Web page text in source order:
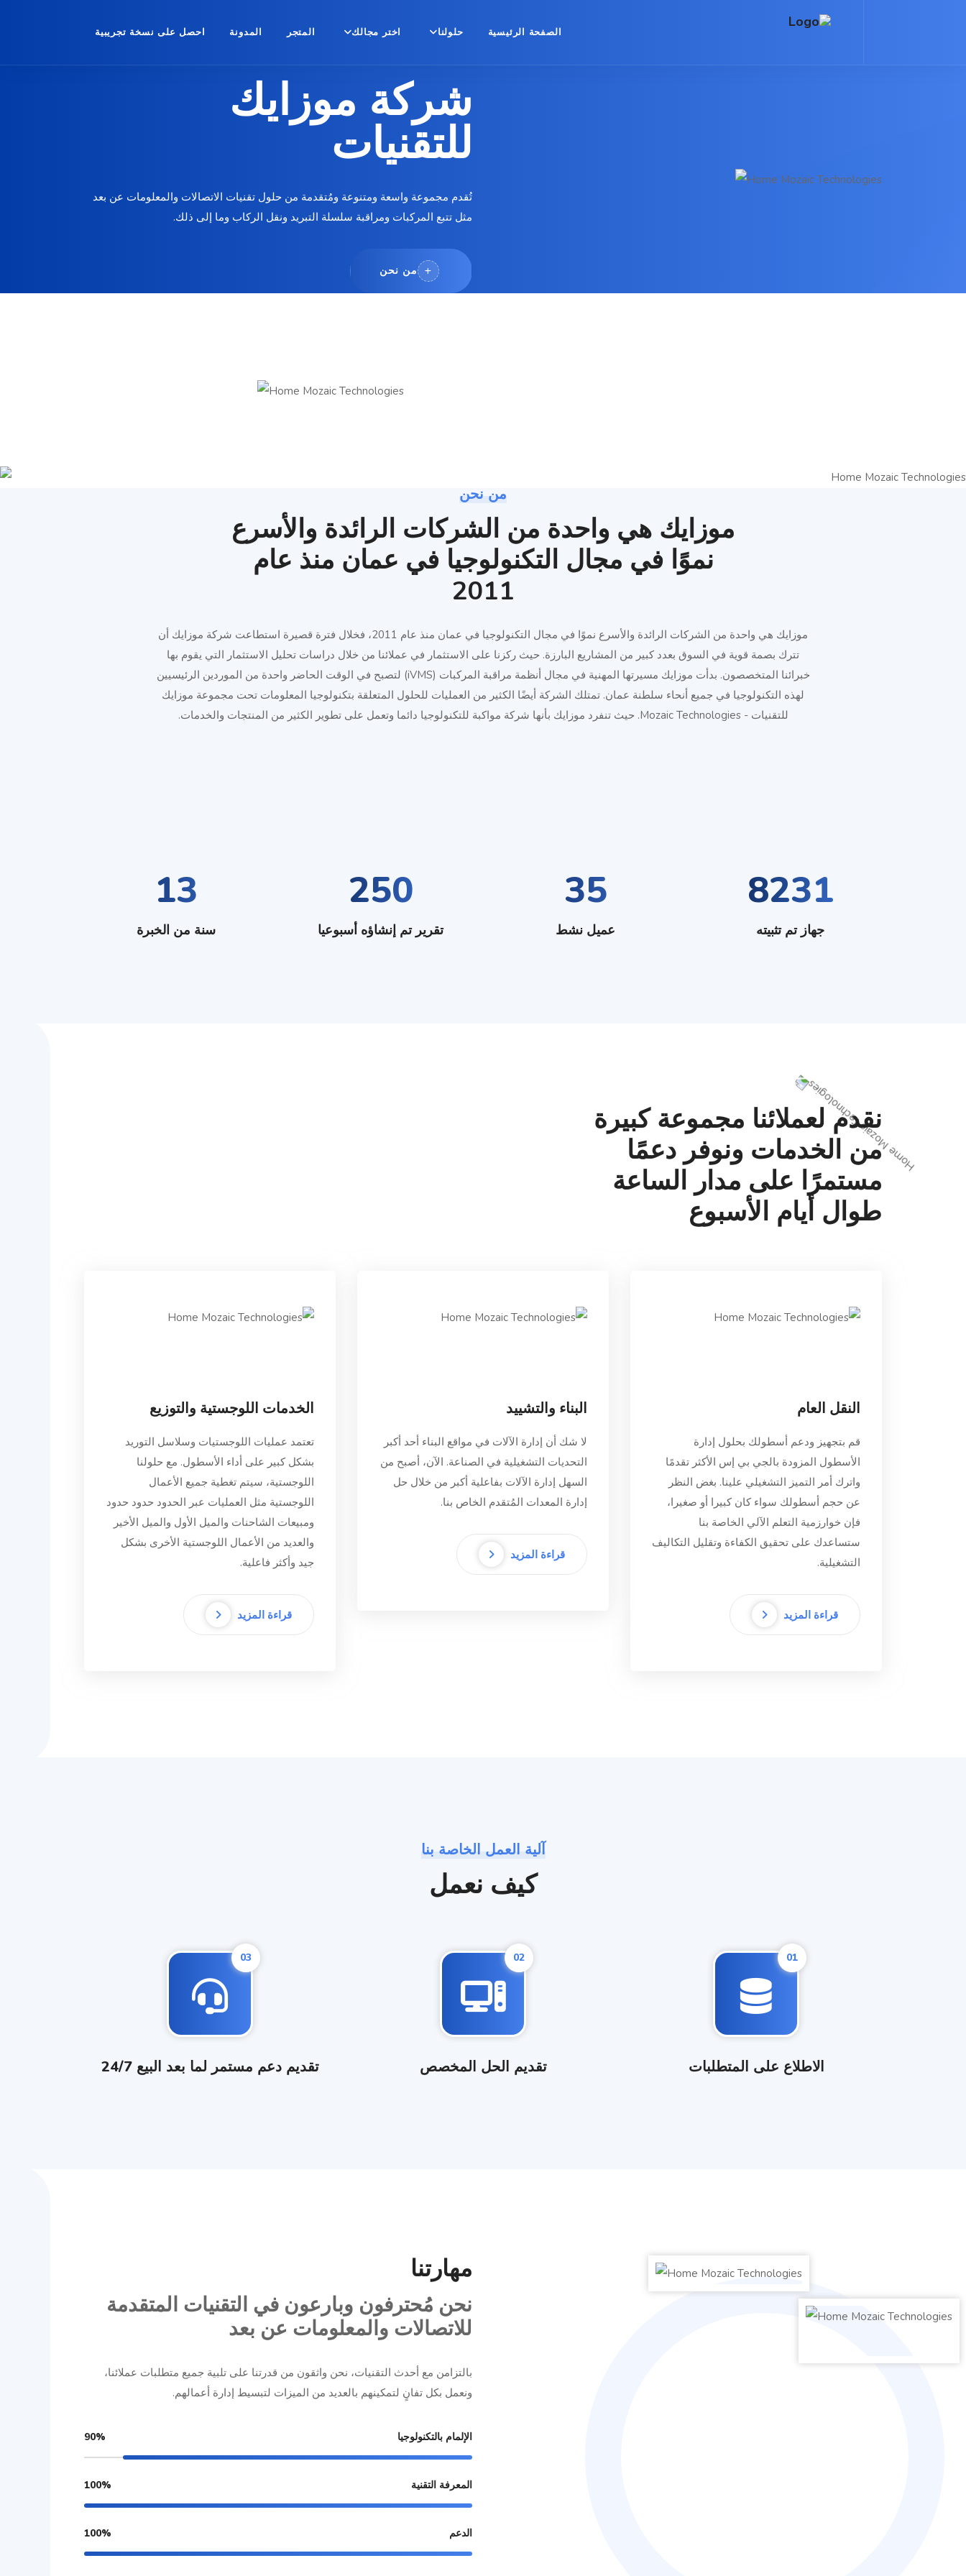
الصفحة الرئيسية حلولنا اختر مجالك المتجر المدونة احصل على نسخة تجريبية
شركة موزايك
للتقنيات
تُقدم مجموعة واسعة ومتنوعة ومُتقدمة من حلول تقنيات الاتصالات والمعلومات عن بعد
مثل تتبع المركبات ومراقبة سلسلة التبريد ونقل الركاب وما إلى ذلك.
من نحن
من نحن
موزايك هي واحدة من الشركات الرائدة والأسرع
نموًا في مجال التكنولوجيا في عمان منذ عام
2011
موزايك هي واحدة من الشركات الرائدة والأسرع نموًا في مجال التكنولوجيا في عمان منذ عام 2011، فخلال فترة قصيرة استطاعت شركة موزايك أن
تترك بصمة قوية في السوق بعدد كبير من المشاريع البارزة. حيث ركزنا على الاستثمار في عملائنا من خلال دراسات تحليل الاستثمار التي يقوم بها
خبرائنا المتخصصون. بدأت موزايك مسيرتها المهنية في مجال أنظمة مراقبة المركبات (iVMS) لتصبح في الوقت الحاضر واحدة من الموردين الرئيسيين
لهذه التكنولوجيا في جميع أنحاء سلطنة عمان. تمتلك الشركة أيضًا الكثير من العمليات للحلول المتعلقة بتكنولوجيا المعلومات تحت مجموعة موزايك
للتقنيات - Mozaic Technologies. حيث تنفرد موزايك بأنها شركة مواكبة للتكنولوجيا دائما وتعمل على تطوير الكثير من المنتجات والخدمات.
8231
جهاز تم تثبيته
35
عميل نشط
250
تقرير تم إنشاؤه أسبوعيا
13
سنة من الخبرة
نقدم لعملائنا مجموعة كبيرة
من الخدمات ونوفر دعمًا
مستمرًا على مدار الساعة
طوال أيام الأسبوع
النقل العام
قم بتجهيز ودعم أسطولك بحلول إدارة
الأسطول المزودة بالجي بي إس الأكثر تقدمًا
واترك أمر التميز التشغيلي علينا. بغض النظر
عن حجم أسطولك سواء كان كبيرا أو صغيرا،
فإن خوارزمية التعلم الآلي الخاصة بنا
ستساعدك على تحقيق الكفاءة وتقليل التكاليف
التشغيلية.
قراءة المزيد
البناء والتشييد
لا شك أن إدارة الآلات في مواقع البناء أحد أكبر
التحديات التشغيلية في الصناعة. الآن، أصبح من
السهل إدارة الآلات بفاعلية أكبر من خلال حل
إدارة المعدات المُتقدم الخاص بنا.
قراءة المزيد
الخدمات اللوجستية والتوزيع
تعتمد عمليات اللوجستيات وسلاسل التوريد
بشكل كبير على أداء الأسطول. مع حلولنا
اللوجستية، سيتم تغطية جميع الأعمال
اللوجستية مثل العمليات عبر الحدود حدود حدود
ومبيعات الشاحنات والميل الأول والميل الأخير
والعديد من الأعمال اللوجستية الأخرى بشكل
جيد وأكثر فاعلية.
قراءة المزيد
آلية العمل الخاصة بنا
كيف نعمل
01
الاطلاع على المتطلبات
02
تقديم الحل المخصص
03
تقديم دعم مستمر لما بعد البيع 24/7
مهارتنا
نحن مُحترفون وبارعون في التقنيات المتقدمة
للاتصالات والمعلومات عن بعد
بالتزامن مع أحدث التقنيات، نحن واثقون من قدرتنا على تلبية جميع متطلبات عملائنا،
ونعمل بكل تفانٍ لتمكينهم بالعديد من الميزات لتبسيط إدارة أعمالهم.
الإلمام بالتكنولوجيا 90%
المعرفة التقنية 100%
الدعم 100%